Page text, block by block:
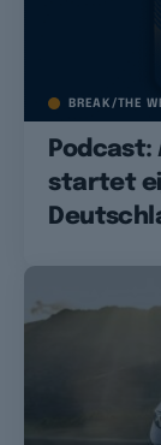
BREAK/THE
Podcast:
startet